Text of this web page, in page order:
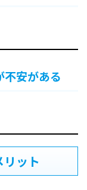
安がある
ット